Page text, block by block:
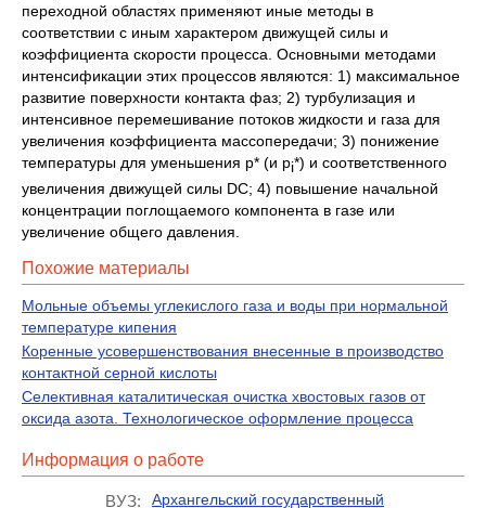
переходной областях применяют иные методы в
соответствии с иным характером движущей силы и
коэффициента скорости процесса. Основными методами
интенсификации этих процессов являются: 1) максимальное
развитие поверхности контакта фаз; 2) турбулизация и
интенсивное перемешивание потоков жидкости и газа для
увеличения коэффициента массопередачи; 3) понижение
температуры для уменьшения р* (и рi*) и соответственного
увеличения движущей силы DС; 4) повышение начальной
концентрации поглощаемого компонента в газе или
увеличение общего давления.
Похожие материалы
Мольные объемы углекислого газа и воды при нормальной
температуре кипения
Коренные усовершенствования внесенные в производство
контактной серной кислоты
Селективная каталитическая очистка хвостовых газов от
оксида азота. Технологическое оформление процесса
Информация о работе
ВУЗ: Архангельский государственный